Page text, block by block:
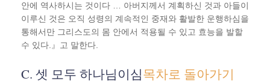
안에 역사하시는 것이다 … 아버지께서 계획하신 것과 아들이
이루신 것은 오직 성령의 계속적인 중재와 활발한 운행하심을
통해서만 그리스도의 몸 안에서 적용될 수 있고 효능을 발할
수 있다.』고 말한다.
C. 셋 모두 하나님이심목차로 돌아가기